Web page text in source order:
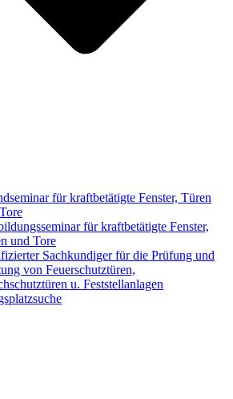
für kraftbetätigte Fenster, Türen
für kraftbetätigte Fenster,
und Tore
Sachkundiger für die Prüfung und
von Feuerschutztüren,
u. Feststellanlagen